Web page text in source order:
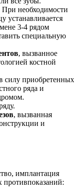
При необходимости
устанавливается
3-4 рядом
специальную
, вызванное
костной
силу приобретенных
ряда и
, вызванная
и
имплантация
противпоказаний: